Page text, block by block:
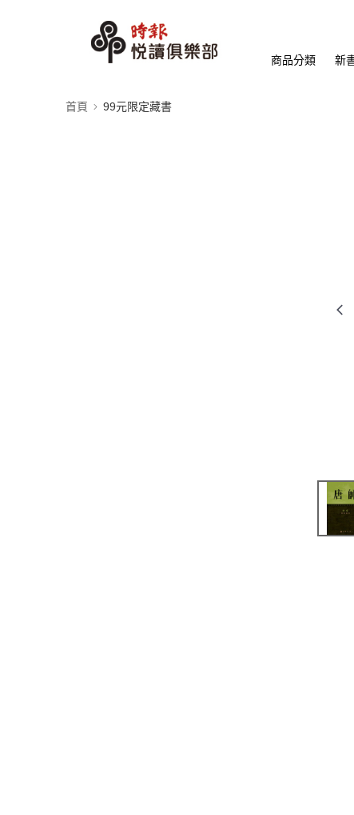
商品分類 新
首頁 99元限定藏書